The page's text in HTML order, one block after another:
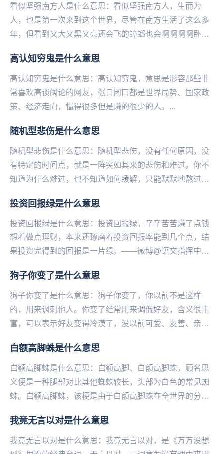
看似坚强南方人是什么意思：看似坚强南方人，生而为
人，也是第一次来到这个世界，尽管在南方生活了这么多
年，但看到又大又黑又亮还会飞的蟑螂也会啊啊啊啊卧槽
高认知穷鬼是什么意思
高认知穷鬼是什么意思：高认知穷鬼，意思是形容那些非
常喜欢高谈阔论的网友，张口闭口都是世界局势、国家政
策、经济走向，懂得很多但是赚的很少的人。...
随机型悲伤是什么意思
随机型悲伤是什么意思：随机型悲伤，没有任何原因，没
有特定的时间点，就是一阵突如其来的悲伤和难过。你不
知道为什么难过，也不知道如何缓解，只能默默地熬过去
投资回报绿是什么意思
投资回报绿是什么意思：投资回报绿，辛辛苦苦赚了点钱
想着做点理财，本来还琢磨着投资回报率能到几个点，结
果投资完得到的回报是一片绿。——微博@语文指挥中
狗子你变了是什么意思
狗子你变了是什么意思：狗子你变了，你以前不是这样
的，用来讽刺他人。你变了经常用来调侃好友，含义很丰
富，可以表示好友变得冷漠了，没以前可爱、友善、亲
你不...
白额高脚蛛是什么意思
白额高脚蛛是什么意思：白额高脚、白额高脚蛛，顾名思
义便是一种腿部对比其他蜘蛛较长，头部为白色的常见蜘
蛛。白额高脚蛛，该梗是由于白额高脚蛛在全世界的分布
问...
我竟无言以对是什么意思
我竟无言以对是什么意思：我竟无言以对，是《万万没想